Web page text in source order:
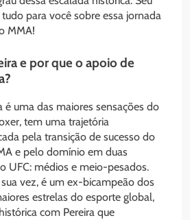
para você sobre essa jornada
MMA!
e por que o apoio de
é uma das maiores sensações do
tem uma trajetória
pela transição de sucesso do
e pelo domínio em duas
UFC: médios e meio-pesados.
vez, é um ex-bicampeão dos
estrelas do esporte global,
com Pereira que